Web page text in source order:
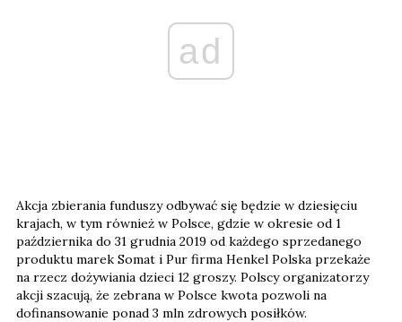
ad
Akcja zbierania funduszy odbywać się będzie w dziesięciu
krajach, w tym również w Polsce, gdzie w okresie od 1
października do 31 grudnia 2019 od każdego sprzedanego
produktu marek Somat i Pur firma Henkel Polska przekaże
na rzecz dożywiania dzieci 12 groszy. Polscy organizatorzy
akcji szacują, że zebrana w Polsce kwota pozwoli na
dofinansowanie ponad 3 mln zdrowych posiłków.